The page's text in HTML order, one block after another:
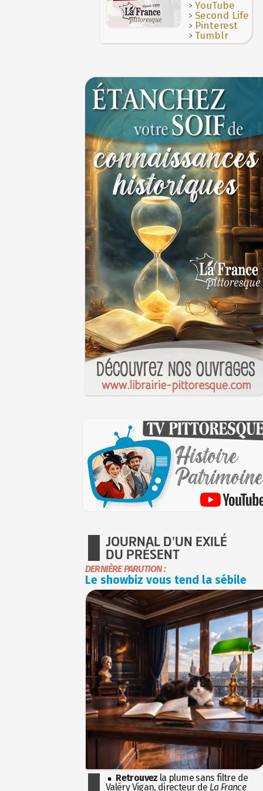
JOURNAL D'UN EXILÉ
DU PRÉSENT
DERNIÈRE PARUTION :
Le showbiz vous tend la sébile
Retrouvez la plume sans filtre de
Valéry Vigan, directeur de La France
des Francs à Noyon 3 JUILLET >YouTube
>Second Life
> Pinterest
>Tumblr